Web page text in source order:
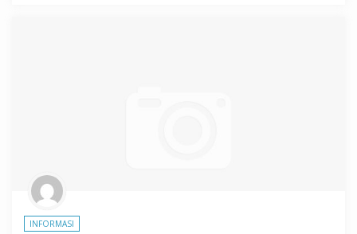
INFORMASI